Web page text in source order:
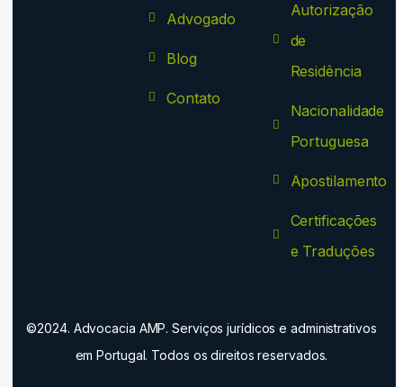
Advogado
Blog
Contato
Autorização
de
Residência
Nacionalidade
Portuguesa
Apostilamento
Certificações
e Traduções
©2024. Advocacia AMP. Serviços jurídicos e administrativos
em Portugal. Todos os direitos reservados.